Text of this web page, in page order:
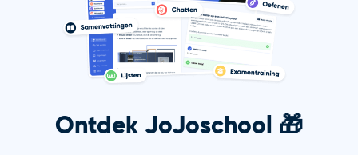
Ontdek JoJoschool 🎁